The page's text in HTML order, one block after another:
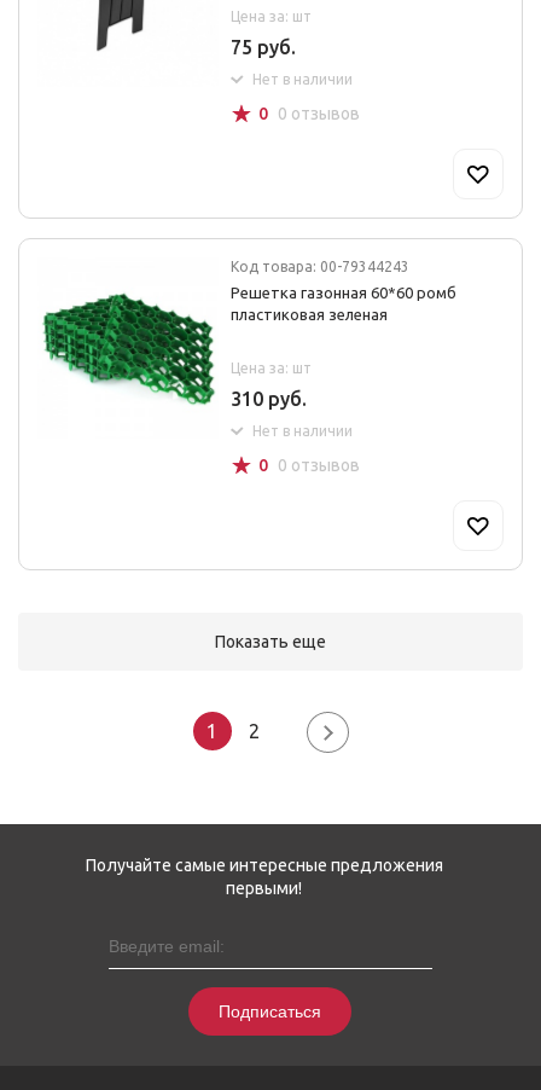
Цена за: шт
75 руб.
Нет в наличии
☆ 0 0 отзывов
Код товара: 00-79344243
Решетка газонная 60*60 ромб
пластиковая зеленая
Цена за: шт
310 руб.
Нет в наличии
☆ 0 0 отзывов
Показать еще
1 2
Получайте самые интересные предложения
первыми!
Подписаться